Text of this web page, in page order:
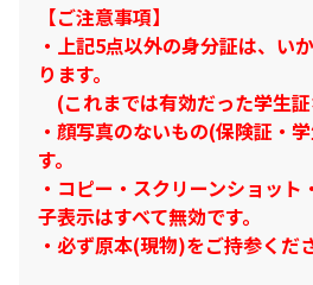
【ご注意事項】
・上記5点以外の身分証は、い
ります。
(これまでは有効だった学生
・顔写真のないもの(保険証・
す。
・コピー・スクリーンショッ
子表示はすべて無効です。
・必ず原本(現物)をご持参くだ